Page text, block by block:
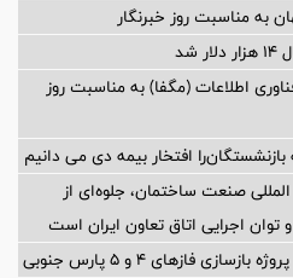
به مناسبت روز خبرنگار
اطلاعات (مگفا) به مناسبت روز
افتخار بیمه دی می دانیم
صنعت ساختمان، جلوه‌ای از
توان اجرایی اتاق تعاون ایران است
فازهای ۴ و ۵ پارس جنوبی